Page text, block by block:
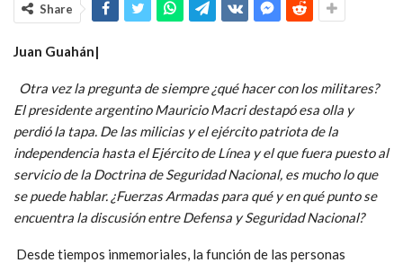
Share
Juan Guahán|
Otra vez la pregunta de siempre ¿qué hacer con los militares?
El presidente argentino Mauricio Macri destapó esa olla y
perdió la tapa. De las milicias y el ejército patriota de la
independencia hasta el Ejército de Línea y el que fuera puesto al
servicio de la Doctrina de Seguridad Nacional, es mucho lo que
se puede hablar. ¿Fuerzas Armadas para qué y en qué punto se
encuentra la discusión entre Defensa y Seguridad Nacional?
Desde tiempos inmemoriales, la función de las personas